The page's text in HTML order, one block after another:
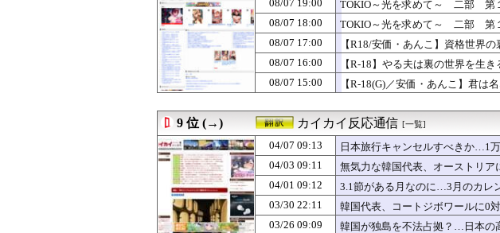
08/07 18:09
日本政府が永住権要件を厳格化した狙い（海外
08/07 18:09
化石賞だの御高説を宣っていたヨーロッパ、自
08/07 18:08
【！】左派「広島平和式典で女子児童を警察が
08/07 18:07
【悲報】円安容認派「円安は輸出が伸びで日本
08/07 18:07
【朗報】DAZNさん、サッカーW杯で加入者
08/07 18:06
ライヒスアドラーが自己条件の3勝クラスの佐
08/07 18:06
兄夫婦の第一子にあわじ結びの金封に一万円を
08/07 18:05
韓国人「韓国サッカー協会の性接待問題のと
08/07 18:05
【動画】御当地アイドルだった頃の今田美桜、
08/07 18:05
【画像】巨乳まみれのダンス部さん、揺れに揺
08/07 18:03
40万円のダイエット集中コースで「食事が苦
08/07 18:03
【悲報】影山優佳さん、またしてもワイをシコ
08/07 18:02
【ガンダム】サブアームは太いのと細いのどっ
08/07 18:02
【！？】ロックスター、GTA6のトレーラーを
08/07 18:01
【カープ実況】秋山翔吾1番センター！先発「
08/07 19:00
TOKIO～光を求めて～ 二部 第
08/07 18:00
TOKIO～光を求めて～ 二部 第
08/07 17:00
【R18/安価・あんこ】資格世界
08/07 16:00
【R-18】やる夫は裏の世界を
08/07 15:00
【R-18(G)／安価・あんこ】君
9 位 (→) カイカイ反応通信 [一覧]
04/07 09:13
日本旅行キャンセルすべきか…1
04/03 09:11
無気力な韓国代表、オーストリ
04/01 09:12
3.1節がある月なのに…3月のカレ
03/30 22:11
韓国代表、コートジボワールに0
03/26 09:09
韓国が独島を不法占拠？…日本の